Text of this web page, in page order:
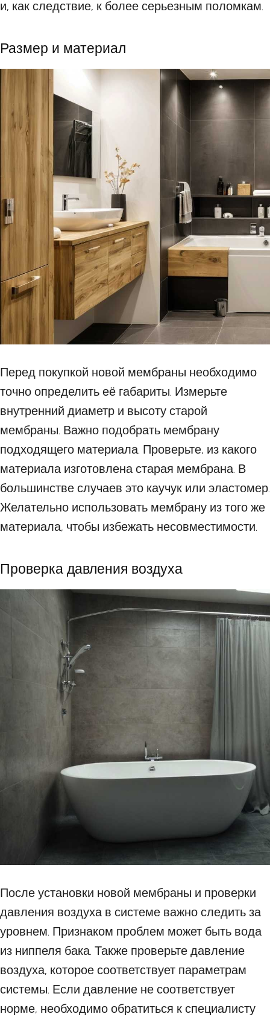
и, как следствие, к более серьезным поломкам.
Размер и материал
Перед покупкой новой мембраны необходимо
точно определить её габариты. Измерьте
внутренний диаметр и высоту старой
мембраны. Важно подобрать мембрану
подходящего материала. Проверьте, из какого
материала изготовлена старая мембрана. В
большинстве случаев это каучук или эластомер.
Желательно использовать мембрану из того же
материала, чтобы избежать несовместимости.
Проверка давления воздуха
После установки новой мембраны и проверки
давления воздуха в системе важно следить за
уровнем. Признаком проблем может быть вода
из ниппеля бака. Также проверьте давление
воздуха, которое соответствует параметрам
системы. Если давление не соответствует
норме, необходимо обратиться к специалисту